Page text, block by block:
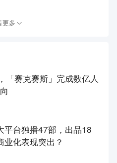
更多
「赛克赛斯」完成数亿人
平台独播47部，出品18
化表现突出？